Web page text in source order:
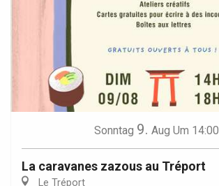
Sonntag 9. Aug Um 14:00
La caravanes zazous au Tréport
Le Tréport